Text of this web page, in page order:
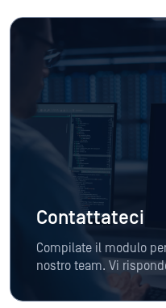
Contattateci
Compilate il modulo
nostro team. Vi